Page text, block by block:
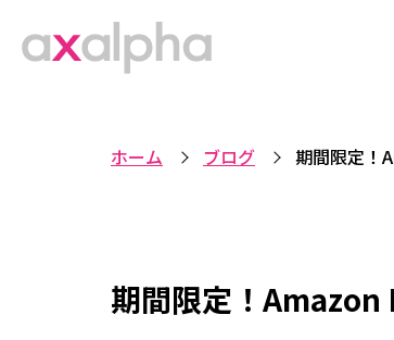
ホーム ブログ 期間限定！
期間限定！Amazon